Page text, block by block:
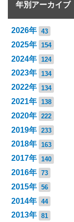
年別アーカイブ
2026年 43
2025年 154
2024年 124
2023年 134
2022年 134
2021年 138
2020年 222
2019年 233
2018年 163
2017年 140
2016年 73
2015年 56
2014年 44
2013年 81